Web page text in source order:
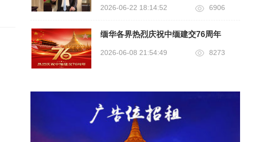
2026-06-22 18:14:52 6906
缅华各界热烈庆祝中缅建交76周年
2026-06-08 21:54:49 8273